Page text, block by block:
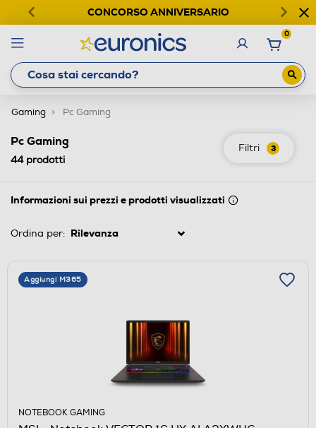
CONCORSO ANNIVERSARIO
0
Gaming Pc Gaming
Filtri 3
Pc Gaming
44prodotti
Informazioni sui prezzi e prodotti visualizzati
Ordina per:
Aggiungi M365
NOTEBOOK GAMING